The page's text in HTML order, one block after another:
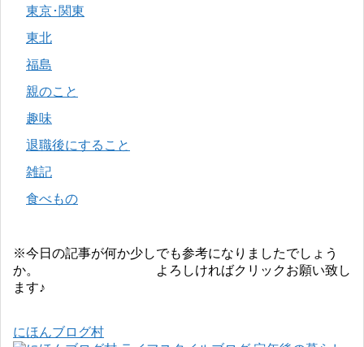
東京･関東
東北
福島
親のこと
趣味
退職後にすること
雑記
食べもの
※今日の記事が何か少しでも参考になりましたでしょう
か。 よろしければクリックお願い致し
ます♪
にほんブログ村